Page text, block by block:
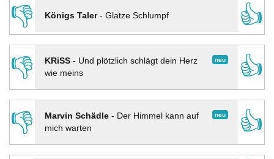
👎
Königs Taler- Glatze Schlumpf
👍
👎
neu
KRiSS- Und plötzlich schlägt dein Herz
wie meins
👍
👎 neu
Marvin Schädle- Der Himmel kann auf
mich warten
👍